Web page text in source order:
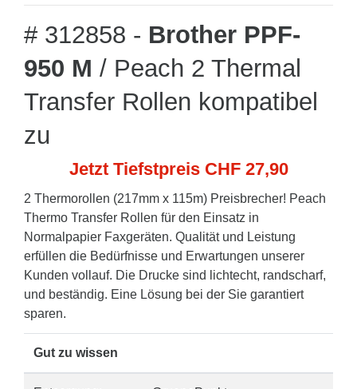
# 312858 - Brother PPF-
950 M / Peach 2 Thermal
Transfer Rollen kompatibel
zu
Jetzt Tiefstpreis CHF 27,90
2 Thermorollen (217mm x 115m) Preisbrecher! Peach
Thermo Transfer Rollen für den Einsatz in
Normalpapier Faxgeräten. Qualität und Leistung
erfüllen die Bedürfnisse und Erwartungen unserer
Kunden vollauf. Die Drucke sind lichtecht, randscharf,
und beständig. Eine Lösung bei der Sie garantiert
sparen.
Gut zu wissen